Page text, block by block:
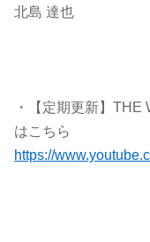
北島 達也
・【定期更新】
はこちら
https://